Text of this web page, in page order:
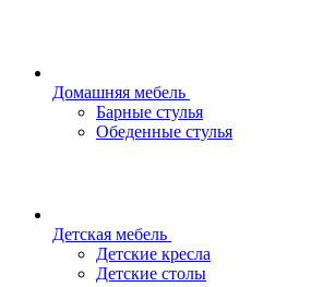
Домашняя мебель
Барные стулья
Обеденные стулья
Детская мебель
Детские кресла
Детские столы